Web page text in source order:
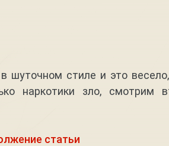
шуточном стиле и это
наркотики зло, смотрим
статьи